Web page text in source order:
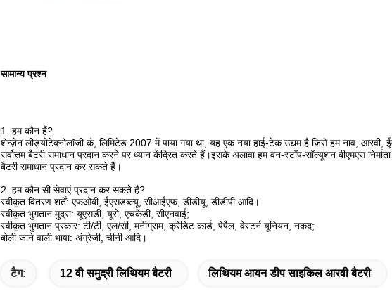
सामान्य प्रश्न
1. हम कौन हैं?
शेन्ज़ेन लीड्योटेक्नोलॉजी कं, लिमिटेड 2007 में पाया गया था, यह एक नया हाई-टेक उद्यम है जिसे हम नाव, आरवी,
सर्वोत्तम बैटरी समाधान प्रदान करने पर ध्यान केंद्रित करते हैं।इसके अलावा हम वन-स्टॉप-सॉल्यूशन बीएमएस
बैटरी समाधान प्रदान कर सकते हैं।
2. हम कौन सी सेवाएं प्रदान कर सकते हैं?
स्वीकृत वितरण शर्तें: एफओबी, ईएसडब्ल्यू, सीआईएफ, डीडीयू, डीडीपी आदि।
स्वीकृत भुगतान मुद्रा: यूएसडी, यूरो, एचकेडी, सीएनवाई;
स्वीकृत भुगतान प्रकार: टी/टी, एल/सी, मनीग्राम, क्रेडिट कार्ड, पेपैल, वेस्टर्न यूनियन, नकद;
बोली जाने वाली भाषा: अंग्रेजी, चीनी आदि।
टैग: 12 वी समुद्री लिथियम बैटरी लिथियम आयन डीप साइकिल आरवी बैटरी